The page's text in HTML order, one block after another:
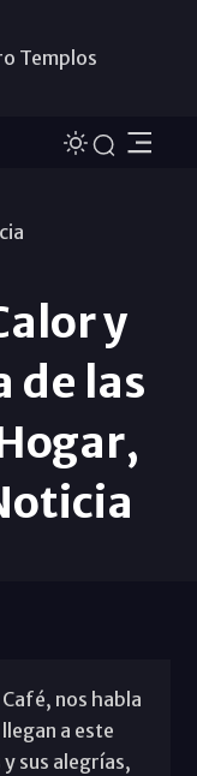
Templos
y
de las
nos habla
a este
sus alegrías,